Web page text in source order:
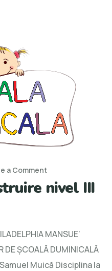
a Comment
nivel III
MANSUE’
DE ȘCOALĂ DUMINICALĂ
Muică Disciplina la